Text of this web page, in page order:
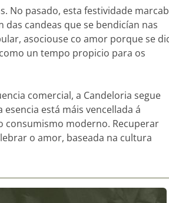
No pasado, esta festividade
candeas que se bendicían nas
asociouse co amor porque se
un tempo propicio para os
comercial, a Candeloria segue
está máis vencellada á
consumismo moderno. Recuperar
o amor, baseada na cultura